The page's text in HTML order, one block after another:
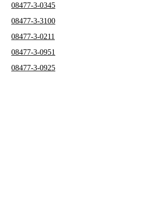
08477-3-0345
08477-3-3100
08477-3-0211
08477-3-0951
08477-3-0925